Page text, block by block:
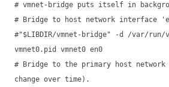
# vmnet-bridge puts itself in
# Bridge to host network interface
#"$LIBDIR/vmnet-bridge" -d /var/run/
vmnet0.pid vmnet0 en0
# Bridge to the primary host
change over time).